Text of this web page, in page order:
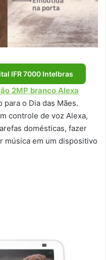
IFR 7000 Intelbras
2MP branco Alexa
o Dia das Mães.
controle de voz Alexa,
domésticas, fazer
música em um dispositivo